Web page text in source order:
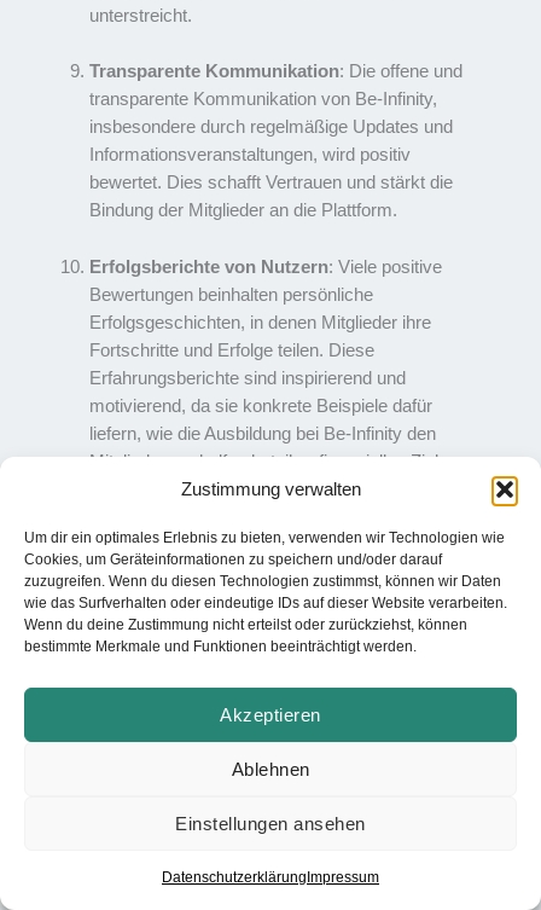
Zustimmung verwalten
Um dir ein optimales Erlebnis zu bieten, verwenden wir Technologien wie
Cookies, um Geräteinformationen zu speichern und/oder darauf
zuzugreifen. Wenn du diesen Technologien zustimmst, können wir Daten
wie das Surfverhalten oder eindeutige IDs auf dieser Website verarbeiten.
Wenn du deine Zustimmung nicht erteilst oder zurückziehst, können
bestimmte Merkmale und Funktionen beeinträchtigt werden.
Akzeptieren
Ablehnen
Einstellungen ansehen
Datenschutzerklärung Impressum
unterstreicht.
Transparente Kommunikation: Die offene und
transparente Kommunikation von Be-Infinity,
insbesondere durch regelmäßige Updates und
Informationsveranstaltungen, wird positiv
bewertet. Dies schafft Vertrauen und stärkt die
Bindung der Mitglieder an die Plattform.
Erfolgsberichte von Nutzern: Viele positive
Bewertungen beinhalten persönliche
Erfolgsgeschichten, in denen Mitglieder ihre
Fortschritte und Erfolge teilen. Diese
Erfahrungsberichte sind inspirierend und
motivierend, da sie konkrete Beispiele dafür
liefern, wie die Ausbildung bei Be-Infinity den
Mitgliedern geholfen hat, ihre finanziellen Ziele zu